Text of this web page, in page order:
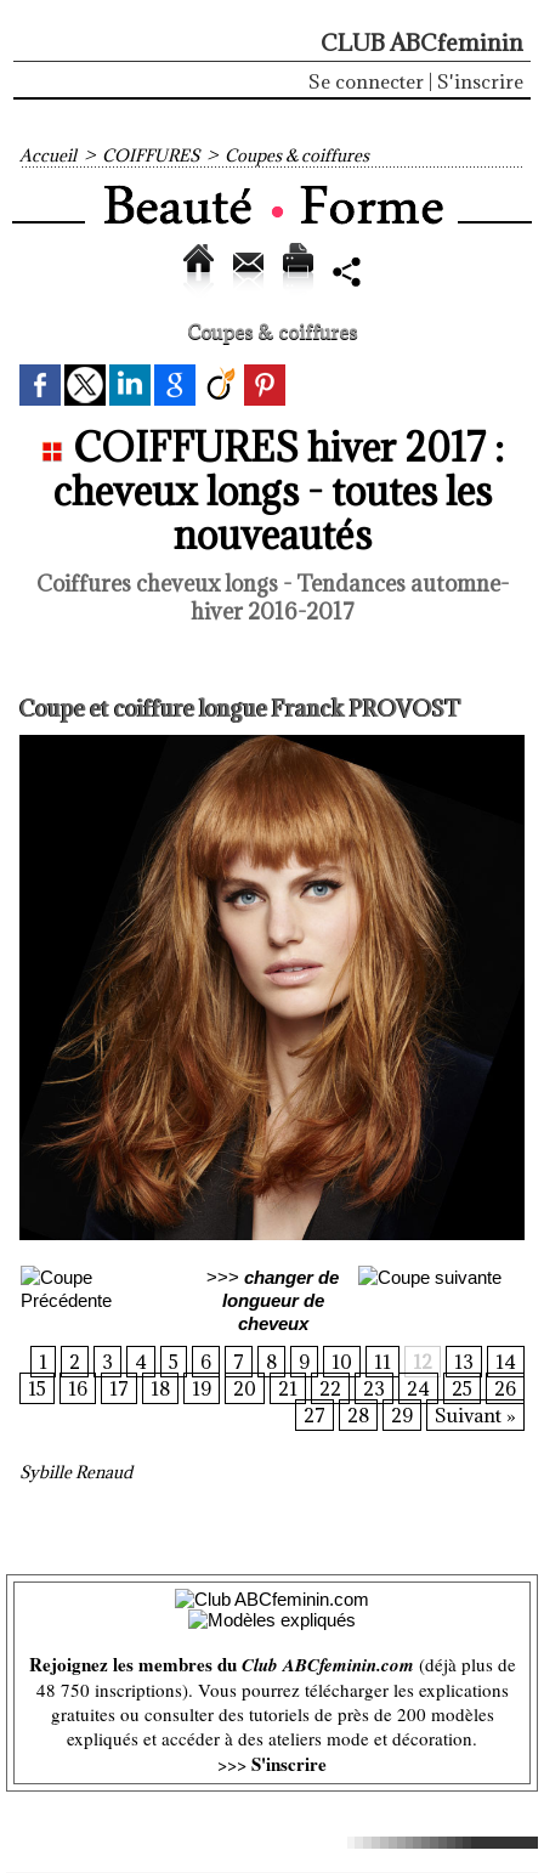
CLUB ABCfeminin
Se connecter S'inscrire
Accueil > COIFFURES > Coupes & coiffures
Coupes & coiffures
COIFFURES hiver 2017 :
cheveux longs - toutes les
nouveautés
Coiffures cheveux longs - Tendances automne-
hiver 2016-2017
Coupe et coiffure longue Franck PROVOST
>>> changer de
longueur de
cheveux
1 2 3 4 5 6 7 8 9 10 11 12 13
14
15
16 17 18 19 20 21 22 23 24 25
26
27
28 29 Suivant »
Sybille Renaud
Rejoignez les membres duClub ABCfeminin.com (déjà plus de
48 750 inscriptions). Vous pourrez télécharger les explications
gratuites ou consulter des tutoriels de près de 200 modèles
expliqués et accéder à des ateliers mode et décoration.
>>> S'inscrire